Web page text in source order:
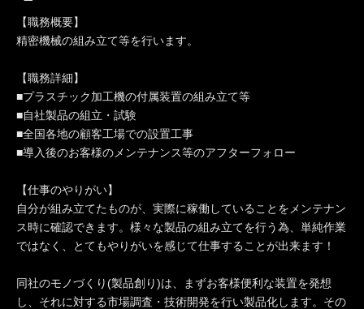
【職務概要】
精密機械の組み立て等を行います。
【職務詳細】
■プラスチック加工機の付属装置の組み立て等
■自社製品の組立・試験
■全国各地の顧客工場での設置工事
■導入後のお客様のメンテナンス等のアフターフォロー
【仕事のやりがい】
自分が組み立てたものが、実際に稼働していることをメンテナン
ス時に確認できます。様々な製品の組み立てを行う為、単純作業
ではなく、とてもやりがいを感じて仕事することが出来ます！
同社のモノづくり(製品創り)は、まずお客様便利な装置を発想
し、それに対する市場調査・技術開発を行い製品化します。その